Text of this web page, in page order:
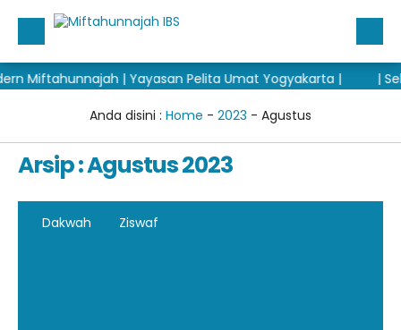
Beranda
Tulisan
PSB 2027/2028
Madrasah
Miftahunnajah | Yayasan Pelita Umat Yogyakarta | |
Anda disini : Home - 2023 - Agustus
Arsip : Agustus 2023
Dakwah Ziswaf